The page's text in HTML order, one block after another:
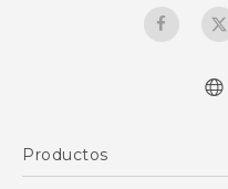
Productos